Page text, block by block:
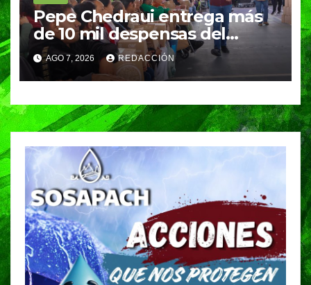
Pepe Chedraui entrega más
de 10 mil despensas del
programa “Alimentación
Imparable” en la Laguna de
Chapulco
AGO 7, 2026 REDACCIÓN